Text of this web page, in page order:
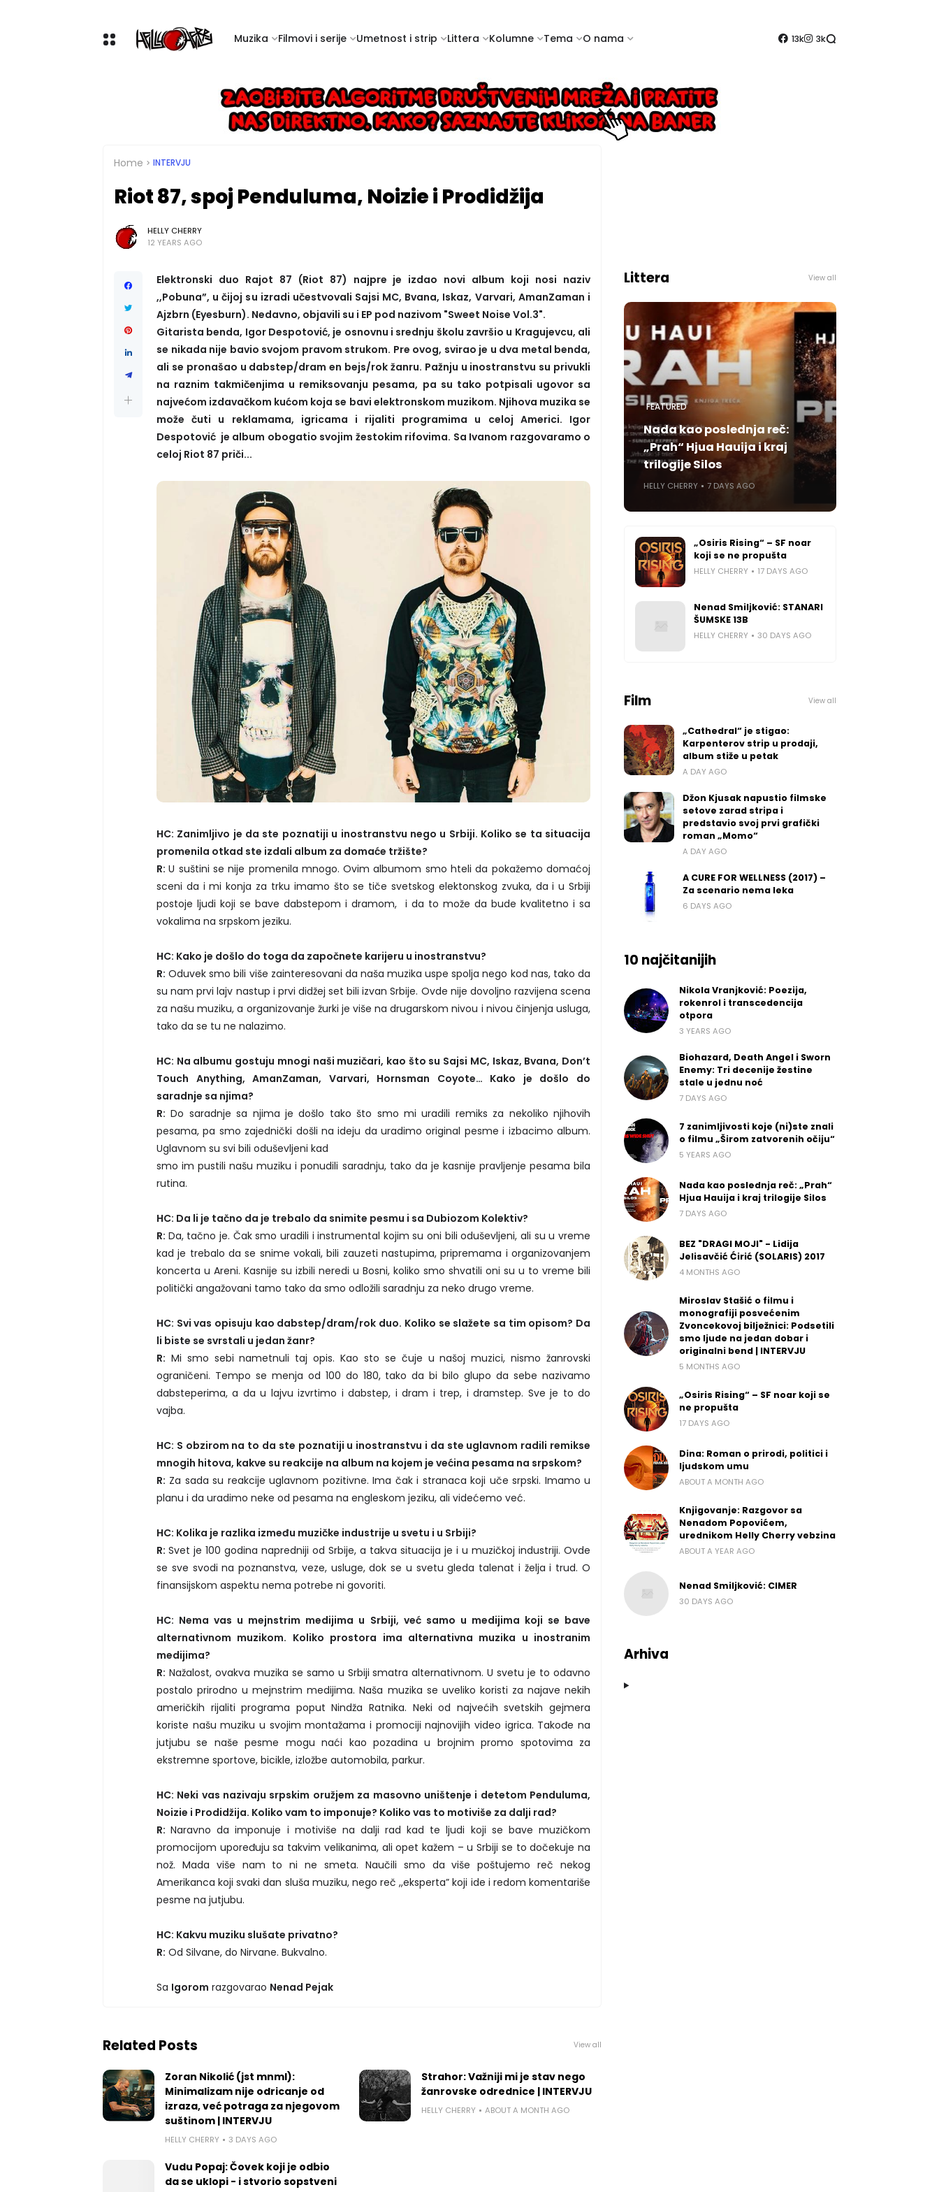
Muzika Filmovi i serije Umetnost i strip Littera Kolumne Tema O nama 13k 3k
Home INTERVJU
Riot 87, spoj Penduluma, Noizie i Prodidžija
HELLY CHERRY
12 YEARS AGO
Elektronski duo Rajot 87 (Riot 87) najpre je izdao novi album koji nosi naziv
,,Pobuna”, u čijoj su izradi učestvovali Sajsi MC, Bvana, Iskaz, Varvari, AmanZaman i
Ajzbrn (Eyesburn). Nedavno, objavili su i EP pod nazivom "Sweet Noise Vol.3".
Gitarista benda, Igor Despotović, je osnovnu i srednju školu završio u Kragujevcu, ali
se nikada nije bavio svojom pravom strukom. Pre ovog, svirao je u dva metal benda,
ali se pronašao u dabstep/dram en bejs/rok žanru. Pažnju u inostranstvu su privukli
na raznim takmičenjima u remiksovanju pesama, pa su tako potpisali ugovor sa
najvećom izdavačkom kućom koja se bavi elektronskom muzikom. Njihova muzika se
može čuti u reklamama, igricama i rijaliti programima u celoj Americi. Igor
Despotović je album obogatio svojim žestokim rifovima. Sa Ivanom razgovaramo o
celoj Riot 87 priči...
HC: Zanimljivo je da ste poznatiji u inostranstvu nego u Srbiji. Koliko se ta situacija
promenila otkad ste izdali album za domaće tržište?
R:U suštini se nije promenila mnogo. Ovim albumom smo hteli da pokažemo domaćoj
sceni da i mi konja za trku imamo što se tiče svetskog elektonskog zvuka, da i u Srbiji
postoje ljudi koji se bave dabstepom i dramom, i da to može da bude kvalitetno i sa
vokalima na srpskom jeziku.
HC: Kako je došlo do toga da započnete karijeru u inostranstvu?
R: Oduvek smo bili više zainteresovani da naša muzika uspe spolja nego kod nas, tako da
su nam prvi lajv nastup i prvi didžej set bili izvan Srbije. Ovde nije dovoljno razvijena scena
za našu muziku, a organizovanje žurki je više na drugarskom nivou i nivou činjenja usluga,
tako da se tu ne nalazimo.
HC: Na albumu gostuju mnogi naši muzičari, kao što su Sajsi MC, Iskaz, Bvana, Don’t
Touch Anything, AmanZaman, Varvari, Hornsman Coyote… Kako je došlo do
saradnje sa njima?
R: Do saradnje sa njima je došlo tako što smo mi uradili remiks za nekoliko njihovih
pesama, pa smo zajednički došli na ideju da uradimo original pesme i izbacimo album.
Uglavnom su svi bili oduševljeni kad
smo im pustili našu muziku i ponudili saradnju, tako da je kasnije pravljenje pesama bila
rutina.
HC: Da li je tačno da je trebalo da snimite pesmu i sa Dubiozom Kolektiv?
R: Da, tačno je. Čak smo uradili i instrumental kojim su oni bili oduševljeni, ali su u vreme
kad je trebalo da se snime vokali, bili zauzeti nastupima, pripremama i organizovanjem
koncerta u Areni. Kasnije su izbili neredi u Bosni, koliko smo shvatili oni su u to vreme bili
politički angažovani tamo tako da smo odložili saradnju za neko drugo vreme.
HC: Svi vas opisuju kao dabstep/dram/rok duo. Koliko se slažete sa tim opisom? Da
li biste se svrstali u jedan žanr?
R: Mi smo sebi nametnuli taj opis. Kao sto se čuje u našoj muzici, nismo žanrovski
ograničeni. Tempo se menja od 100 do 180, tako da bi bilo glupo da sebe nazivamo
dabsteperima, a da u lajvu izvrtimo i dabstep, i dram i trep, i dramstep. Sve je to do
vajba.
HC: S obzirom na to da ste poznatiji u inostranstvu i da ste uglavnom radili remikse
mnogih hitova, kakve su reakcije na album na kojem je većina pesama na srpskom?
R: Za sada su reakcije uglavnom pozitivne. Ima čak i stranaca koji uče srpski. Imamo u
planu i da uradimo neke od pesama na engleskom jeziku, ali videćemo već.
HC: Kolika je razlika između muzičke industrije u svetu i u Srbiji?
R: Svet je 100 godina napredniji od Srbije, a takva situacija je i u muzičkoj industriji. Ovde
se sve svodi na poznanstva, veze, usluge, dok se u svetu gleda talenat i želja i trud. O
finansijskom aspektu nema potrebe ni govoriti.
HC: Nema vas u mejnstrim medijima u Srbiji, već samo u medijima koji se bave
alternativnom muzikom. Koliko prostora ima alternativna muzika u inostranim
medijima?
R: Nažalost, ovakva muzika se samo u Srbiji smatra alternativnom. U svetu je to odavno
postalo prirodno u mejnstrim medijima. Naša muzika se uveliko koristi za najave nekih
američkih rijaliti programa poput Nindža Ratnika. Neki od najvećih svetskih gejmera
koriste našu muziku u svojim montažama i promociji najnovijih video igrica. Takođe na
jutjubu se naše pesme mogu naći kao pozadina u brojnim promo spotovima za
ekstremne sportove, bicikle, izložbe automobila, parkur.
HC: Neki vas nazivaju srpskim oružjem za masovno uništenje i detetom Penduluma,
Noizie i Prodidžija. Koliko vam to imponuje? Koliko vas to motiviše za dalji rad?
R:Naravno da imponuje i motiviše na dalji rad kad te ljudi koji se bave muzičkom
promocijom upoređuju sa takvim velikanima, ali opet kažem – u Srbiji se to dočekuje na
nož. Mada više nam to ni ne smeta. Naučili smo da više poštujemo reč nekog
Amerikanca koji svaki dan sluša muziku, nego reč ,,eksperta” koji ide i redom komentariše
pesme na jutjubu.
HC: Kakvu muziku slušate privatno?
R: Od Silvane, do Nirvane. Bukvalno.
Sa Igorom razgovarao Nenad Pejak
Related Posts View all
Zoran Nikolić (jst mnml):
Minimalizam nije odricanje od
izraza, već potraga za njegovom
suštinom | INTERVJU
HELLY CHERRY 3 DAYS AGO
Strahor: Važniji mi je stav nego
žanrovske odrednice | INTERVJU
HELLY CHERRY ABOUT A MONTH AGO
Vudu Popaj: Čovek koji je odbio
da se uklopi - i stvorio sopstveni
Littera View all
FEATURED
Nada kao poslednja reč:
„Prah“ Hjua Hauija i kraj
trilogije Silos
HELLY CHERRY 7 DAYS AGO
„Osiris Rising“ – SF noar
koji se ne propušta
HELLY CHERRY 17 DAYS AGO
Nenad Smiljković: STANARI
ŠUMSKE 13B
HELLY CHERRY 30 DAYS AGO
Film View all
„Cathedral“ je stigao:
Karpenterov strip u prodaji,
album stiže u petak
A DAY AGO
Džon Kjusak napustio filmske
setove zarad stripa i
predstavio svoj prvi grafički
roman „Momo“
A DAY AGO
A CURE FOR WELLNESS (2017) –
Za scenario nema leka
6 DAYS AGO
10 najčitanijih
Nikola Vranjković: Poezija,
rokenrol i transcedencija
otpora
3 YEARS AGO
Biohazard, Death Angel i Sworn
Enemy: Tri decenije žestine
stale u jednu noć
7 DAYS AGO
7 zanimljivosti koje (ni)ste znali
o filmu „Širom zatvorenih očiju“
5 YEARS AGO
Nada kao poslednja reč: „Prah“
Hjua Hauija i kraj trilogije Silos
7 DAYS AGO
BEZ "DRAGI MOJI" - Lidija
Jelisavčić Ćirić (SOLARIS) 2017
4 MONTHS AGO
Miroslav Stašić o filmu i
monografiji posvećenim
Zvoncekovoj bilježnici: Podsetili
smo ljude na jedan dobar i
originalni bend | INTERVJU
5 MONTHS AGO
„Osiris Rising“ – SF noar koji se
ne propušta
17 DAYS AGO
Dina: Roman o prirodi, politici i
ljudskom umu
ABOUT A MONTH AGO
Knjigovanje: Razgovor sa
Nenadom Popovićem,
urednikom Helly Cherry vebzina
ABOUT A YEAR AGO
Nenad Smiljković: CIMER
30 DAYS AGO
Arhiva